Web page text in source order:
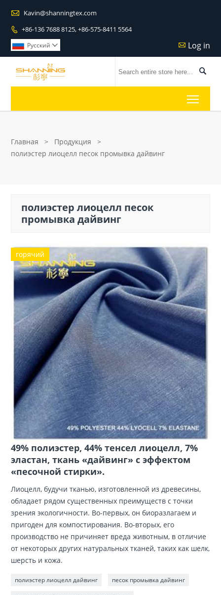
 Kavin@shanningtex.com
 +86-136 7688 8125, +86-575-8411 5564
 Log in
Pусский 

Главная > Продукция
>
полиэстер лиоцелл песок промывка дайвинг
полиэстер лиоцелл песок
промывка дайвинг
горячий
49% полиэстер, 44% тенсел лиоцелл, 7%
эластан, ткань «дайвинг» с эффектом
«песочной стирки».
Лиоцелл, будучи тканью, изготовленной из древесины,
обладает рядом существенных преимуществ с точки
зрения экологичности. Во-первых, он биоразлагаем и
пригоден для компостирования. Во-вторых, его
производство не причиняет вреда животным, в отличие
от некоторых других натуральных тканей, таких как шелк,
шерсть и кожа.
полиэстер лиоцелл дайвинг песок промывка дайвинг